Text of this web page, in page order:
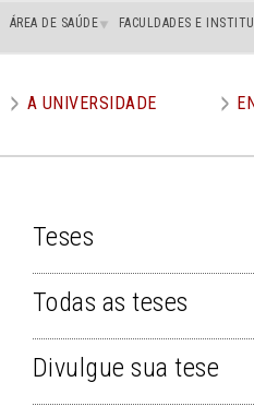
Main
superior
ÁREA DE SAÚDE FACULDADES E
A UNIVERSIDADE
TESES
Teses
Todas as teses
Divulgue sua tese